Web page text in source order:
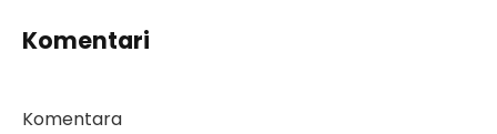
Komentari
Komentara